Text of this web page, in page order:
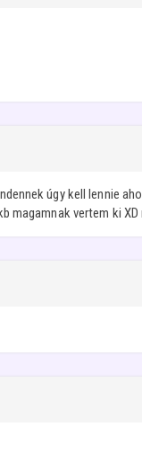
úgy kell lennie
vertem ki